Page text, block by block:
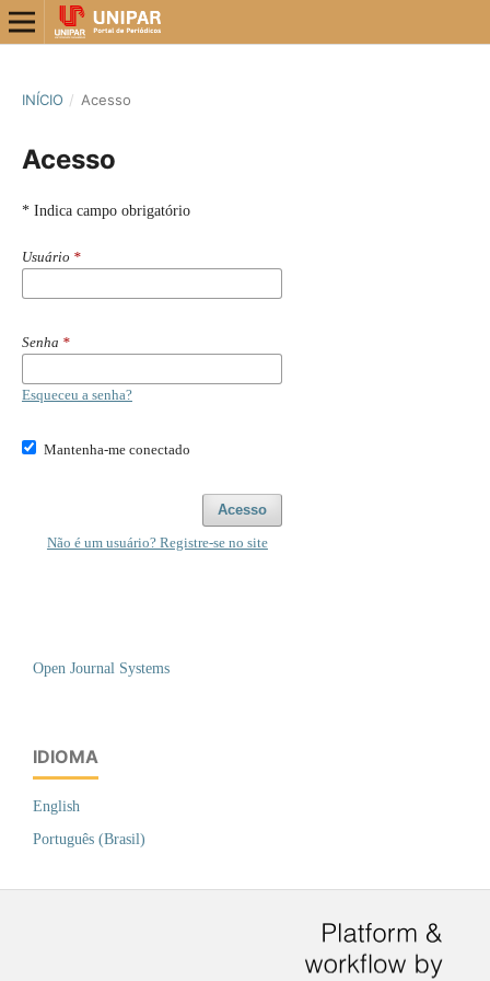
INÍCIO / Acesso
Acesso
* Indica campo obrigatório
Usuário *
Senha *
Esqueceu a senha?
Mantenha-me conectado
Acesso
Não é um usuário? Registre-se no site
Open Journal Systems
IDIOMA
English
Português (Brasil)